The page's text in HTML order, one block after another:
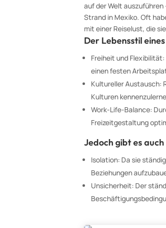
auf der Welt auszuführen
Strand in Mexiko. Oft
mit einer Reiselust, die
Der Lebensstil
Freiheit und
einen festen
Kultureller Austausch:
Kulturen
Work-Life-Balance:
Freizeitgestaltung
Jedoch gibt es
Isolation: Da sie
Beziehungen
Unsicherheit: Der